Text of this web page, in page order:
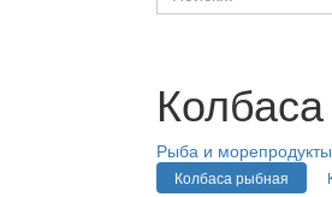
Рыба и морепродукты
Колбаса рыбная